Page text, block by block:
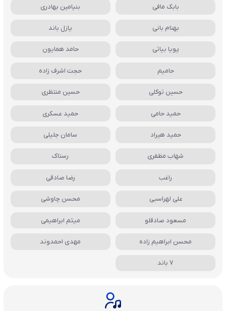
بابک مافی بنیامین بهادری
بهنام بانی پازل باند
پویا بیاتی حامد همایون
حامیم حجت اشرف زاده
حسین توکلی حسین منتظری
حمید حامی حمید عسکری
حمید هیراد سامان جلیلی
شهاب مظفری رستاک
راغب رضا صادقی
علی لهراسبی محسن چاوشی
مسعود صادقلو میثم ابراهیمی
محسن ابراهیم زاده مهدی احمدوند
7 باند